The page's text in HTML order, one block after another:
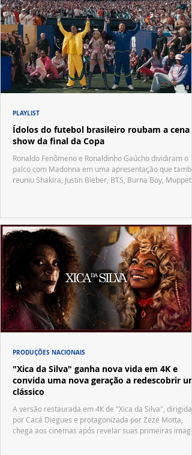
Ídolos do futebol brasileiro roubam a cena
show da final da Copa
Ronaldo Fenômeno e Ronaldinho Gaúcho dividiram o
palco com Madonna em uma apresentação que
reuniu Shakira, Justin Bieber, BTS, Burna Boy, Muppets,
PLAYLIST
"Xica da Silva" ganha nova vida em 4K e
convida uma nova geração a redescobrir um
clássico
A versão restaurada em 4K de "Xica da Silva", dirigida
por Cacá Diegues e protagonizada por Zezé Motta,
chega aos cinemas após revelar suas primeiras
PRODUÇÕES NACIONAIS